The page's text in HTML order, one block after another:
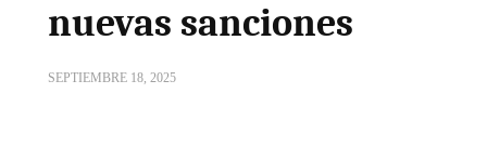
nuevas sanciones
SEPTIEMBRE 18, 2025